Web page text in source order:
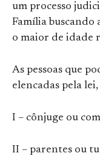
um processo
Família buscando
o maior de idade
As pessoas que
elencadas pela lei,
I – cônjuge ou
II – parentes ou